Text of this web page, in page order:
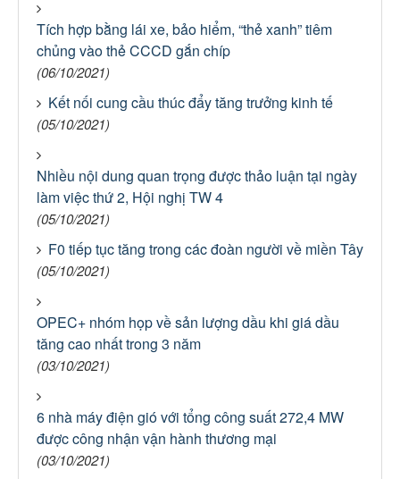
Tích hợp bằng lái xe, bảo hiểm, “thẻ xanh” tiêm
chủng vào thẻ CCCD gắn chíp
(06/10/2021)
Kết nối cung cầu thúc đẩy tăng trưởng kinh tế
(05/10/2021)
Nhiều nội dung quan trọng được thảo luận tại ngày
làm việc thứ 2, Hội nghị TW 4
(05/10/2021)
F0 tiếp tục tăng trong các đoàn người về miền Tây
(05/10/2021)
OPEC+ nhóm họp về sản lượng dầu khi giá dầu
tăng cao nhất trong 3 năm
(03/10/2021)
6 nhà máy điện gió với tổng công suất 272,4 MW
được công nhận vận hành thương mại
(03/10/2021)